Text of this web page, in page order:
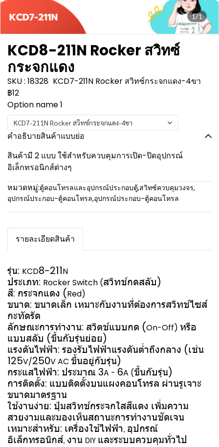
1/1
KCD8-211N Rocker สวิทซ์
กระจกแดง
SKU : 18328 KCD7-211N Rocker สวิทซ์กระจกแดง-4ขา
฿12
Option name 1
KCD7-211N Rocker สวิทซ์กระจกแดง-4ขา
คำอธิบายสินค้าแบบย่อ
สินค้ามี 2 แบบ ใช้สำหรับควบคุมการเปิด-ปิดอุปกรณ์
อิเล็กทรอนิกส์ต่างๆ
หมวดหมู่:ตู้คอนโทรลและอุปกรณ์ประกอบตู้,สวิทซ์ควบคุมวงจร,
อุปกรณ์ประกอบ-ตู้คอนโทรล,อุปกรณ์ประกอบ-ตู้คอนโทรล
รายละเอียดสินค้า
รุ่น: KCD8-211N
ประเภท: Rocker Switch (สวิทช์กดสลับ)
สี: กระจกแดง (Red)
ขนาด: ขนาดเล็ก เหมาะกับงานที่ต้องการสวิทช์ไซส์
กะทัดรัด
ลักษณะการทำงาน: สวิตช์แบบกด (On-Off) หรือ
แบบสลับ (ขึ้นกับรุ่นย่อย)
แรงดันไฟฟ้า: รองรับไฟฟ้าแรงดันต่ำถึงกลาง (เช่น
125V/250V AC ขึ้นอยู่กับรุ่น)
กระแสไฟฟ้า: ประมาณ 3A - 6A (ขึ้นกับรุ่น)
การติดตั้ง: แบบติดตั้งบนแผงคอนโทรล ผ่านรูเจาะ
ขนาดมาตรฐาน
ใช้งานง่าย: ปุ่มสวิทช์กระจกใสสีแดง เพิ่มความ
สวยงามและมองเห็นสถานะการทำงานชัดเจน
เหมาะสำหรับ: เครื่องใช้ไฟฟ้า, อุปกรณ์
อิเล็กทรอนิกส์, งาน DIY และระบบควบคุมทั่วไป